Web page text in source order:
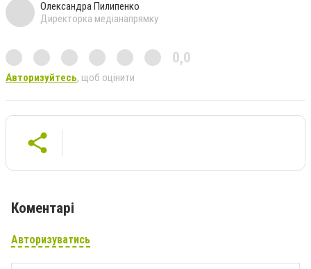
Олександра Пилипенко
Директорка медіанапрямку
0,0
Авторизуйтесь, щоб оцінити
Коментарі
Авторизуватись